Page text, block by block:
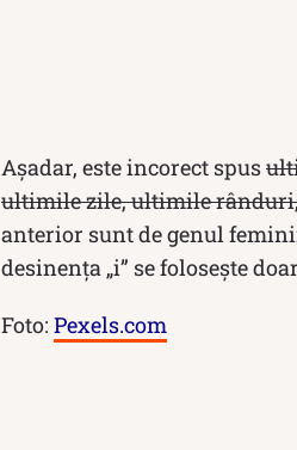
Așadar, este incorect spus
ultimile zile, ultimile
anterior sunt de genul
desinența „i” se folosește
Foto: Pexels.com